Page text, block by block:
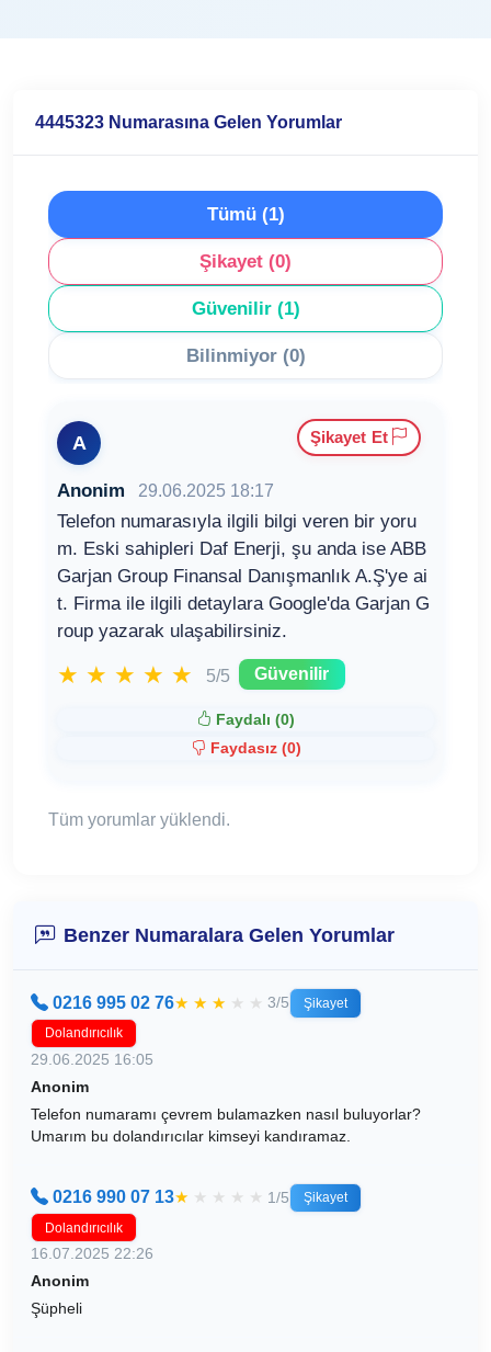
4445323 Numarasına Gelen Yorumlar
Tümü (1)
Şikayet (0)
Güvenilir (1)
Bilinmiyor (0)
A
Anonim 29.06.2025 18:17
Telefon numarasıyla ilgili bilgi veren bir yoru
m. Eski sahipleri Daf Enerji, şu anda ise ABB
Garjan Group Finansal Danışmanlık A.Ş'ye ai
t. Firma ile ilgili detaylara Google'da Garjan G
roup yazarak ulaşabilirsiniz.
★ ★ ★ ★ ★ 5/5 Güvenilir
Faydalı (0)
Faydasız (0)
Şikayet Et
Tüm yorumlar yüklendi.
Benzer Numaralara Gelen Yorumlar
0216 995 02 76★ ★ ★ ★ ★ 3/5
Şikayet
Dolandırıcılık
29.06.2025 16:05
Anonim
Telefon numaramı çevrem bulamazken nasıl buluyorlar?
Umarım bu dolandırıcılar kimseyi kandıramaz.
0216 990 07 13★ ★ ★ ★ ★ 1/5
Şikayet
Dolandırıcılık
16.07.2025 22:26
Anonim
Şüpheli